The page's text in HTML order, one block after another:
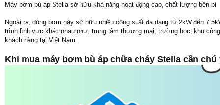
Máy bơm bù áp Stella sở hữu khả năng hoạt động cao, chất lượng bền bỉ
Ngoài ra, dòng bơm này sở hữu nhiều công suất đa dạng từ 2kW đến
trình lĩnh vực khác nhau như: trung tâm thương mại, trường học, khu
khách hàng tại Việt Nam.
Khi mua máy bơm bù áp chữa cháy Stella cần